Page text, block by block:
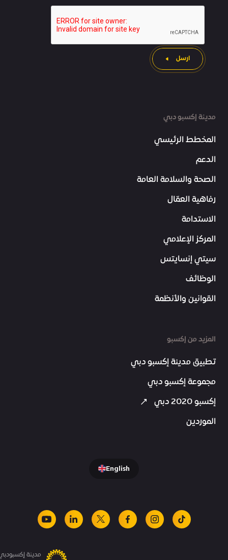
مدينة إكسبو دبي
المخطط الرئيسي
الدعم
الصحة والسلامة العامة
رفاهية العمّال
الاستدامة
المركز الإعلامي
سيتي إنسايتس
الوظائف
القوانين والأنظمة
المزيد من إكسبو
تطبيق مدينة إكسبو دبي
مجموعة إكسبو دبي
إكسبو 2020 دبي
الموردين
ارسل
English
tiktok
instagram
facebook
x
linkedin
youtube
مدينة